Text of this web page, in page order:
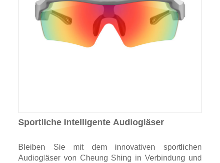
Sportliche intelligente Audiogläser
Bleiben Sie mit dem innovativen sportlichen
Audiogläser von Cheung Shing in Verbindung und